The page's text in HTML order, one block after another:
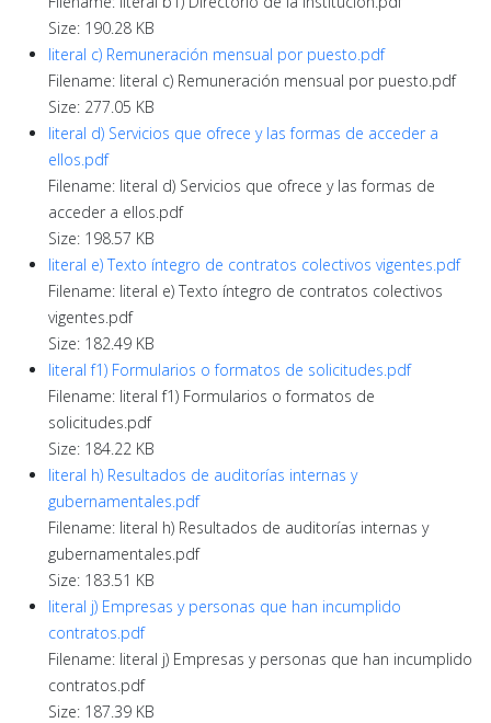
Size: 190.28 KB
literal c) Remuneración mensual por puesto.pdf
Filename: literal c) Remuneración mensual por puesto.pdf
Size: 277.05 KB
literal d) Servicios que ofrece y las formas de acceder a
ellos.pdf
Filename: literal d) Servicios que ofrece y las formas de
acceder a ellos.pdf
Size: 198.57 KB
literal e) Texto íntegro de contratos colectivos vigentes.pdf
Filename: literal e) Texto íntegro de contratos colectivos
vigentes.pdf
Size: 182.49 KB
literal f1) Formularios o formatos de solicitudes.pdf
Filename: literal f1) Formularios o formatos de
solicitudes.pdf
Size: 184.22 KB
literal h) Resultados de auditorías internas y
gubernamentales.pdf
Filename: literal h) Resultados de auditorías internas y
gubernamentales.pdf
Size: 183.51 KB
literal j) Empresas y personas que han incumplido
contratos.pdf
Filename: literal j) Empresas y personas que han incumplido
contratos.pdf
Size: 187.39 KB